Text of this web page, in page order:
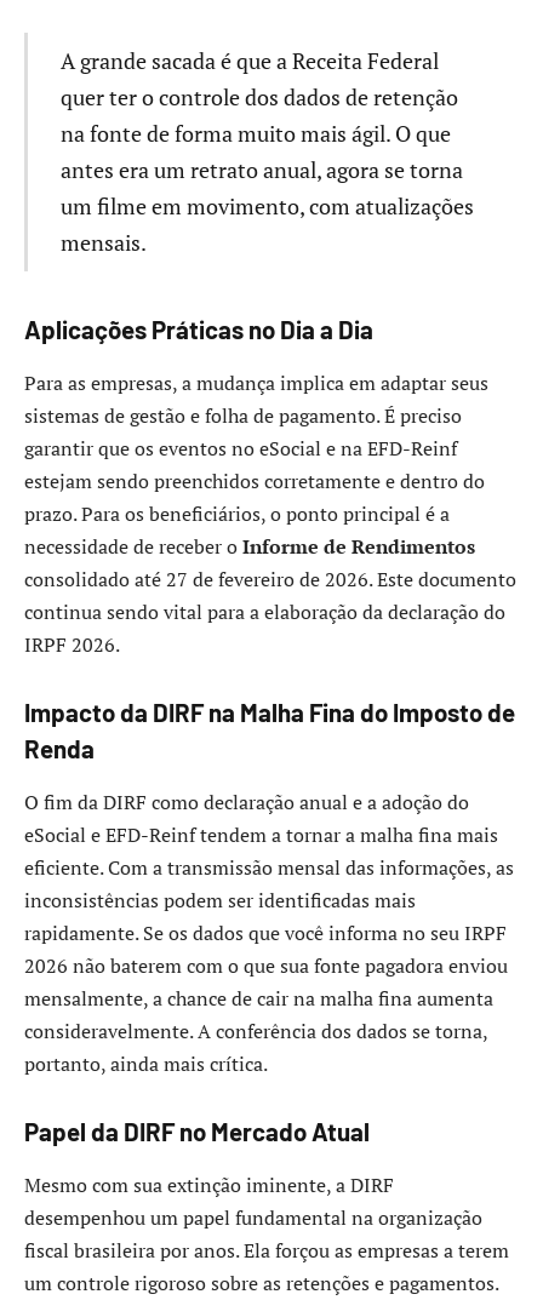
A grande sacada é que a Receita Federal
quer ter o controle dos dados de retenção
na fonte de forma muito mais ágil. O que
antes era um retrato anual, agora se torna
um filme em movimento, com atualizações
mensais.
Aplicações Práticas no Dia a Dia
Para as empresas, a mudança implica em adaptar seus
sistemas de gestão e folha de pagamento. É preciso
garantir que os eventos no eSocial e na EFD-Reinf
estejam sendo preenchidos corretamente e dentro do
prazo. Para os beneficiários, o ponto principal é a
necessidade de receber oInforme de Rendimentos
consolidado até 27 de fevereiro de 2026. Este documento
continua sendo vital para a elaboração da declaração do
IRPF 2026.
Impacto da DIRF na Malha Fina do Imposto de
Renda
O fim da DIRF como declaração anual e a adoção do
eSocial e EFD-Reinf tendem a tornar a malha fina mais
eficiente. Com a transmissão mensal das informações, as
inconsistências podem ser identificadas mais
rapidamente. Se os dados que você informa no seu IRPF
2026 não baterem com o que sua fonte pagadora enviou
mensalmente, a chance de cair na malha fina aumenta
consideravelmente. A conferência dos dados se torna,
portanto, ainda mais crítica.
Papel da DIRF no Mercado Atual
Mesmo com sua extinção iminente, a DIRF
desempenhou um papel fundamental na organização
fiscal brasileira por anos. Ela forçou as empresas a terem
um controle rigoroso sobre as retenções e pagamentos.